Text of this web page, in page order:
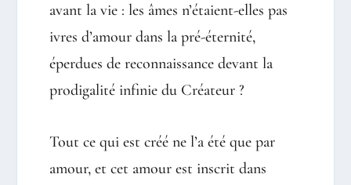
avant la vie : les âmes n’étaient-elles pas
ivres d’amour dans la pré-éternité,
éperdues de reconnaissance devant la
prodigalité infinie du Créateur ?
Tout ce qui est créé ne l’a été que par
amour, et cet amour est inscrit dans